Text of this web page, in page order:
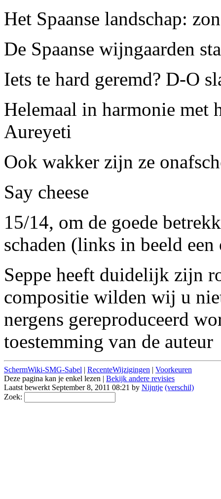
Het Spaanse landschap:
De Spaanse wijngaarden
Iets te hard geremd? D-O
Helemaal in harmonie met
Aureyeti
Ook wakker zijn ze
Say cheese
15/14, om de goede
schaden (links in beeld een
Seppe heeft duidelijk zijn
compositie wilden wij u
nergens gereproduceerd
toestemming van de auteur
SchermWiki-SMG-Sabel | RecenteWijzigingen | Voorkeuren
Deze pagina kan je enkel lezen | Bekijk andere revisies
Laatst bewerkt September 8, 2011 08:21 by Nijntje (verschil)
Zoek: